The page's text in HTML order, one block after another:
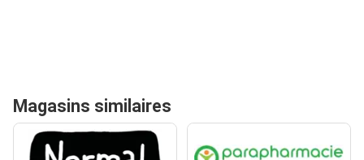
Magasins similaires